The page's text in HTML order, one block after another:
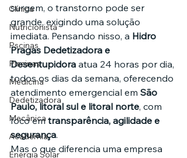
Clínica
Nutricionista
Pscinas
Piscinas
Medicina
Dedetizadora
Mecânica
Academia
Energia Solar
surgem, o transtorno pode ser
grande, exigindo uma solução
imediata. Pensando nisso, a Hidro
Pragas Dedetizadora e
Desentupidora atua 24 horas por dia,
todos os dias da semana, oferecendo
atendimento emergencial em São
Paulo, litoral sul e litoral norte, com
foco em transparência, agilidade e
segurança.
Mas o que diferencia uma empresa